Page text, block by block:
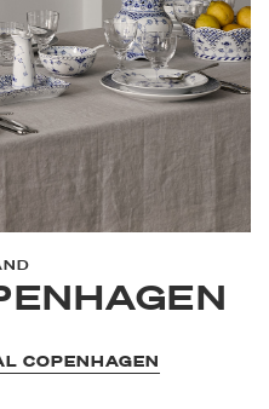
COPENHAGEN